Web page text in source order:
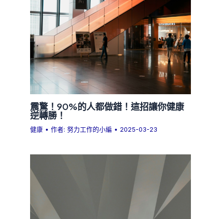
震驚！90%的人都做錯！這招讓你健康
逆轉勝！
健康 • 作者:努力工作的小編 • 2025-03-23